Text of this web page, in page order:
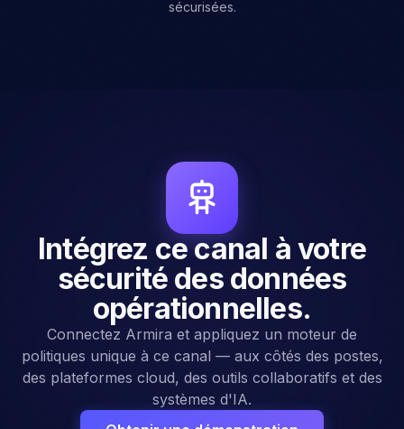
Formation
Intégrez ce canal à votre
sécurité des données
opérationnelles.
Connectez Armira et appliquez un moteur de
politiques unique à ce canal — aux côtés des postes,